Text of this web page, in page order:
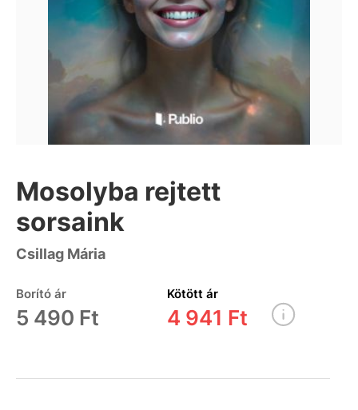
Mosolyba rejtett
sorsaink
Csillag Mária
Borító ár
5 490 Ft
Kötött ár
4 941 Ft